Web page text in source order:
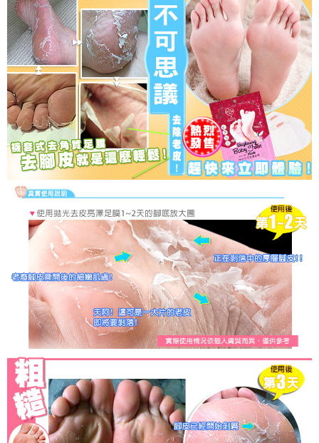
４．使用「AFTEE先享後付」時，將依據個別帳號之用戶狀況，依本公司即
時審查核予不同之上限額度；若仍有額度不足之情形，本公司將視審查結果
請求用戶進行身份認證。
５．嚴禁一人註冊多個帳號或使用他人資訊註冊。若發現惡意使用之情形，
恩沛科技股份有限公司將有權停止該用戶之使用額度並採取法律行動。